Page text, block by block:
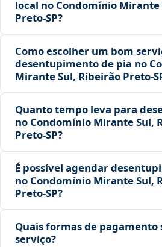
local no Condomínio Mirante
Preto‑SP?
Como escolher um bom
desentupimento de pia no
Mirante Sul, Ribeirão
Quanto tempo leva para
no Condomínio Mirante Sul,
Preto‑SP?
É possível agendar
no Condomínio Mirante Sul,
Preto‑SP?
Quais formas de pagamento
serviço?